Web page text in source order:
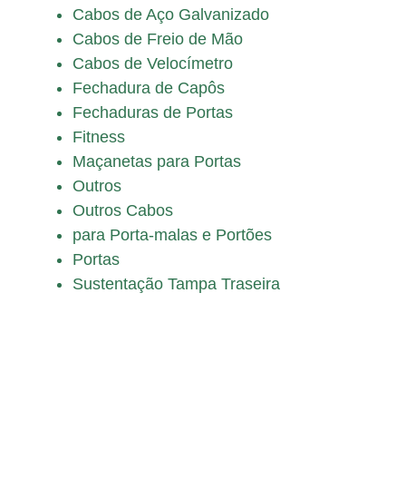
Cabos de Aço Galvanizado
Cabos de Freio de Mão
Cabos de Velocímetro
Fechadura de Capôs
Fechaduras de Portas
Fitness
Maçanetas para Portas
Outros
Outros Cabos
para Porta-malas e Portões
Portas
Sustentação Tampa Traseira